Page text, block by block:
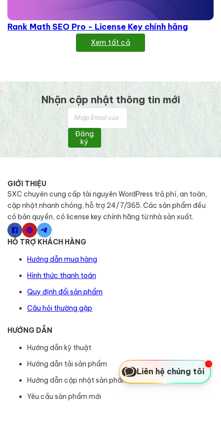
Rank Math SEO Pro - License Key chính hãng
Xem tất cả
Nhận cập nhật thông tin mới
Đăng
ký
GIỚI THIỆU
SXC chuyên cung cấp tài nguyên WordPress trả phí, an toàn,
cập nhật nhanh chóng, hỗ trợ 24/7/365. Các sản phẩm đều
có bản quyền, có license key chính hãng từ nhà sản xuất.
HỖ TRỢ KHÁCH HÀNG
Hướng dẫn mua hàng
Hình thức thanh toán
Quy định đổi sản phẩm
Câu hỏi thường gặp
HƯỚNG DẪN
Hướng dẫn kỹ thuật
Hướng dẫn tải sản phẩm
Hướng dẫn cập nhật sản phẩm
Yêu cầu sản phẩm mới
Liên hệ chúng tôi